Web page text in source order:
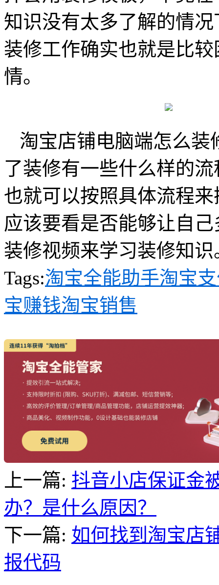
知识没有太多了解的情
装修工作确实也就是比
情。
淘宝店铺电脑端怎么装
了装修有一些什么样的
也就可以按照具体流程
应该要看是否能够让自
装修视频来学习装修知识
Tags:淘宝全能助手淘宝
宝赚钱淘宝销售
上一篇: 抖音小店保证金
办？是什么原因？
下一篇: 如何找到淘宝店
报代码